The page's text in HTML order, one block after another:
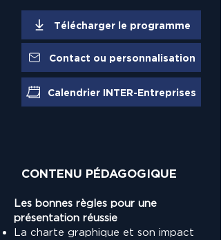
Télécharger le programme
Contact ou personnalisation
Calendrier INTER-Entreprises
CONTENU PÉDAGOGIQUE
Les bonnes règles pour une
présentation réussie
La charte graphique et son impact